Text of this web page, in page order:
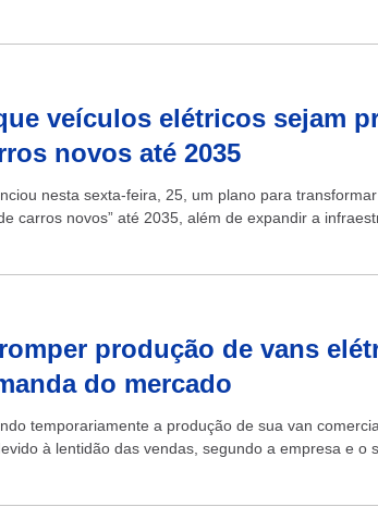
veículos elétricos sejam
novos até 2035
nesta sexta-feira, 25, um plano para
carros novos” até 2035, além de expandir a
produção de vans
do mercado
temporariamente a produção de sua van
à lentidão das vendas, segundo a empresa e o